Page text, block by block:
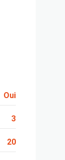
Oui
3
20